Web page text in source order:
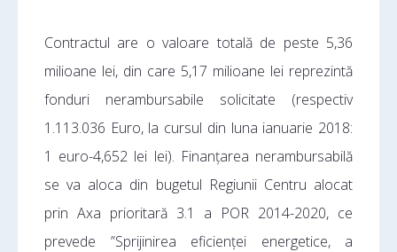
Contractul are o valoare totală de peste 5,36
milioane lei, din care 5,17 milioane lei reprezintă
fonduri nerambursabile solicitate (respectiv
1.113.036 Euro, la cursul din luna ianuarie 2018:
1 euro-4,652 lei lei). Finanțarea nerambursabilă
se va aloca din bugetul Regiunii Centru alocat
prin Axa prioritară 3.1 a POR 2014-2020, ce
prevede ”Sprijinirea eficienței energetice, a